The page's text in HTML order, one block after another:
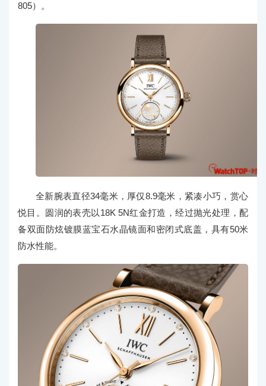
805）。
全新腕表直径34毫米，厚仅8.9毫米，紧凑小巧，赏心
悦目。圆润的表壳以18K 5N红金打造，经过抛光处理，配
备双面防炫镀膜蓝宝石水晶镜面和密闭式底盖，具有50米
防水性能。